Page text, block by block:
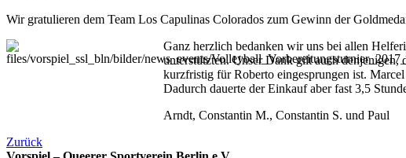
Wir gratulieren dem Team Los Capulinas Colorados zum Gewinn der
Ganz herzlich bedanken wir uns bei allen
unterstützten. Unser Dank gilt auch denjenigen,
kurzfristig für Roberto eingesprungen ist.
Dadurch dauerte der Einkauf aber fast 3,5
Arndt, Constantin M., Constantin S. und Paul
Zurück